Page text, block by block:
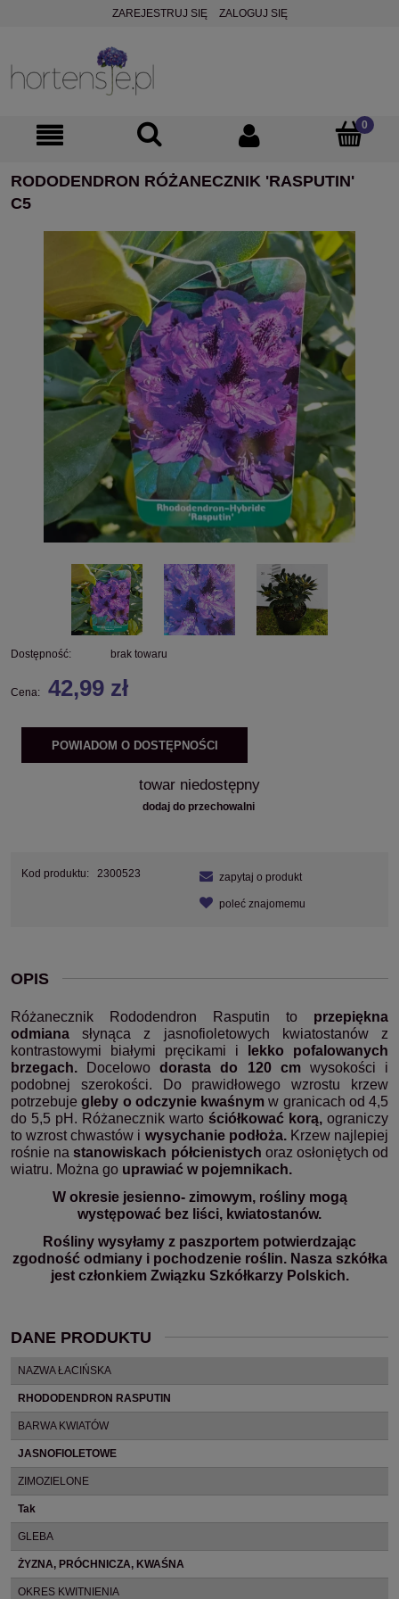
ZAREJESTRUJ SIĘ ZALOGUJ SIĘ
RODODENDRON RÓŻANECZNIK 'RASPUTIN'
C5
Dostępność: brak towaru
Cena: 42,99 zł
POWIADOM O DOSTĘPNOŚCI
towar niedostępny
dodaj do przechowalni
Kod produktu: 2300523 zapytaj o produkt
poleć znajomemu
OPIS
Różanecznik Rododendron Rasputin to przepiękna
odmianasłynąca z jasnofioletowych kwiatostanów z
kontrastowymi białymi pręcikami i
lekko pofalowanych
brzegach.
Docelowodorasta do 120 cmwysokości i
podobnej szerokości.
Doprawidłowego wzrostu krzew
potrzebuje gleby o odczynie kwaśnym w granicach od 4,5
do 5,5 pH. Różanecznik warto ściółkować korą, ograniczy
to wzrost chwastów i wysychanie podłoża.Krzew najlepiej
rośnie nastanowiskach półcienistych oraz osłoniętych od
wiatru. Można go uprawiać w pojemnikach.
W okresie jesienno- zimowym, rośliny mogą
występować bez liści, kwiatostanów.
Rośliny wysyłamy z paszportem potwierdzając
zgodność odmiany i pochodzenie roślin. Nasza szkółka
jest członkiem Związku Szkółkarzy Polskich.
DANE PRODUKTU
NAZWA ŁACIŃSKA
RHODODENDRON RASPUTIN
BARWA KWIATÓW
JASNOFIOLETOWE
ZIMOZIELONE
Tak
GLEBA
ŻYZNA, PRÓCHNICZA, KWAŚNA
OKRES KWITNIENIA